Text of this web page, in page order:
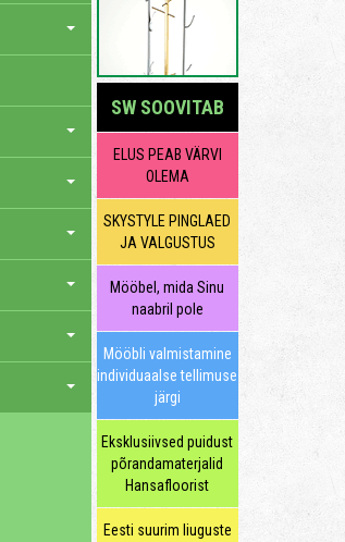
SW SOOVITAB
ELUS PEAB VÄRVI
OLEMA
SKYSTYLE PINGLAED
JA VALGUSTUS
Mööbel, mida Sinu
naabril pole
Mööbli valmistamine
individuaalse tellimuse
järgi
Eksklusiivsed puidust
põrandamaterjalid
Hansafloorist
Eesti suurim liuguste